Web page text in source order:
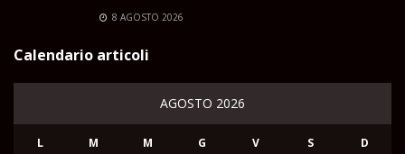
8 AGOSTO 2026
Calendario articoli
AGOSTO 2026
L M M G V S D